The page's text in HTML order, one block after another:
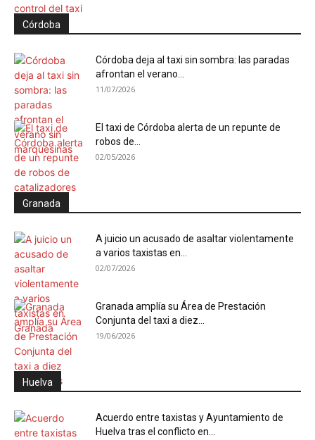
Córdoba
Córdoba deja al taxi sin sombra: las paradas
afrontan el verano...
11/07/2026
El taxi de Córdoba alerta de un repunte de
robos de...
02/05/2026
Granada
A juicio un acusado de asaltar violentamente
a varios taxistas en...
02/07/2026
Granada amplía su Área de Prestación
Conjunta del taxi a diez...
19/06/2026
Huelva
Acuerdo entre taxistas y Ayuntamiento de
Huelva tras el conflicto en...